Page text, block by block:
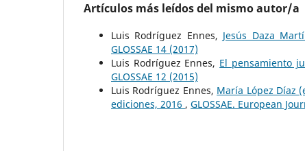
Artículos más leídos del mismo autor/a
Luis Rodríguez Ennes, Jesús Daza
GLOSSAE 14 (2017)
Luis Rodríguez Ennes, El pensamiento
GLOSSAE 12 (2015)
Luis Rodríguez Ennes, María López Díaz
ediciones, 2016 , GLOSSAE. European